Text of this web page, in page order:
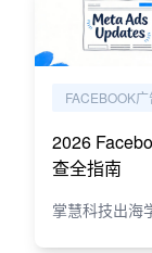
FACEBOOK广
2026
查全指南
掌慧科技出海